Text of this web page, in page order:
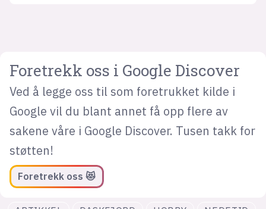
Foretrekk oss i Google Discover
Ved å legge oss til som foretrukket kilde i
Google vil du blant annet få opp flere av
sakene våre i Google Discover. Tusen takk for
støtten!
Foretrekk oss 😻